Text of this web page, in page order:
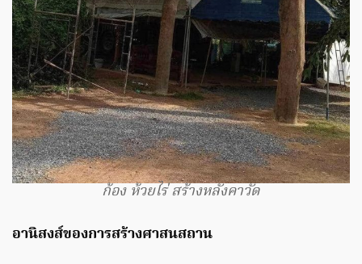
ก้อง ห้วยไร่ สร้างหลังคาวัด
อานิสงส์ของการสร้างศาสนสถาน